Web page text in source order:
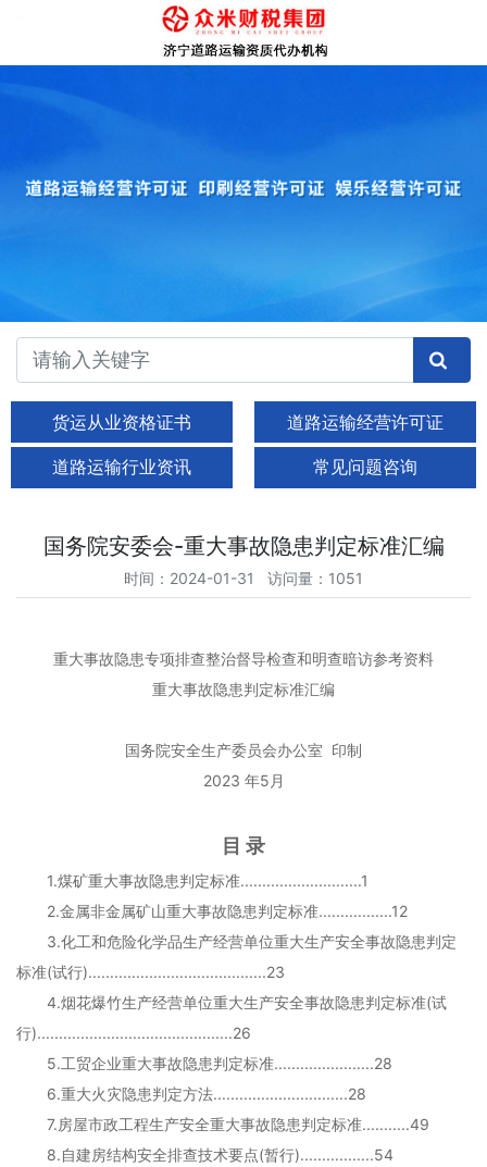
货运从业资格证书 道路运输经营许可证
道路运输行业资讯 常见问题咨询
国务院安委会-重大事故隐患判定标准汇编
时间：2024-01-31 访问量：1051
重大事故隐患专项排查整治督导检查和明查暗访参考资料
重大事故隐患判定标准汇编
国务院安全生产委员会办公室 印制
2023 年5月
目 录
1.煤矿重大事故隐患判定标准............................1
2.金属非金属矿山重大事故隐患判定标准.................12
3.化工和危险化学品生产经营单位重大生产安全事故隐患判定
标准(试行).........................................23
4.烟花爆竹生产经营单位重大生产安全事故隐患判定标准(试
行).............................................26
5.工贸企业重大事故隐患判定标准.......................28
6.重大火灾隐患判定方法...............................28
7.房屋市政工程生产安全重大事故隐患判定标准...........49
8.自建房结构安全排查技术要点(暂行).................54